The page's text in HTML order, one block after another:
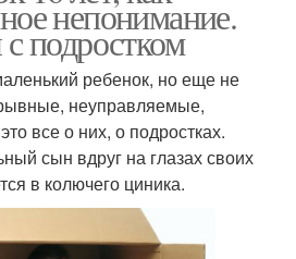
непонимание.
подростком
ребенок, но еще не
неуправляемые,
все о них, о подростках.
сын вдруг на глазах своих
в колючего циника.